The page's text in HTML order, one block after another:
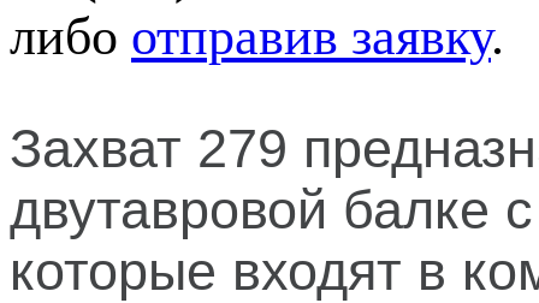
либо отправив заявку.
Захват 279
двутавровой балке
которые входят в